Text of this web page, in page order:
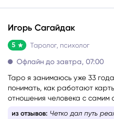
Игорь Сагайдак
5 Таролог, психолог
Офлайн до завтра, 07:00
Таро я занимаюсь уже 33
понимать, как работают
отношения человека с